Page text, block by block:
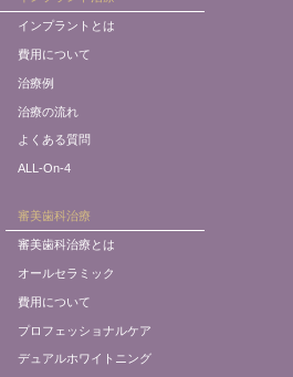
インプラントとは
費用について
治療例
治療の流れ
よくある質問
ALL-On-4
審美歯科治療
審美歯科治療とは
オールセラミック
費用について
プロフェッショナルケア
デュアルホワイトニング